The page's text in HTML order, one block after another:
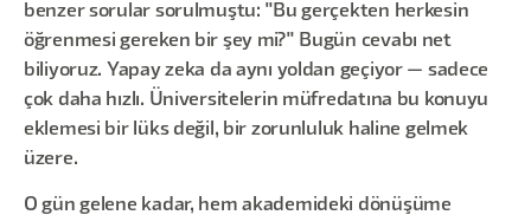
benzer sorular sorulmuştu: "Bu gerçekten herkesin
öğrenmesi gereken bir şey mi?" Bugün cevabı net
biliyoruz. Yapay zeka da aynı yoldan geçiyor — sadece
çok daha hızlı. Üniversitelerin müfredatına bu konuyu
eklemesi bir lüks değil, bir zorunluluk haline gelmek
üzere.
O gün gelene kadar, hem akademideki dönüşüme